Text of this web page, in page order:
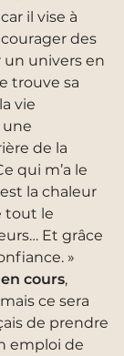
il vise à
des
un univers en
trouve sa
vie
une
de la
qui m’a le
la chaleur
tout le
Et grâce
»
cours,
ce sera
de prendre
emploi de